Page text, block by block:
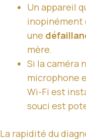
Un appareil
inopinément
une
mère.
Si la caméra
microphone
Wi-Fi est
souci est
La rapidité du